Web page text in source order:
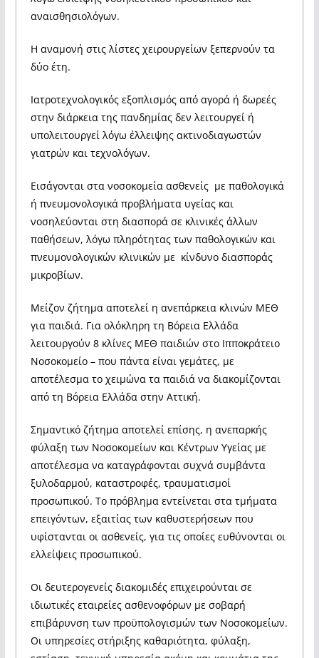
αναισθησιολόγων.
Η αναμονή στις λίστες χειρουργείων ξεπερνούν τα
δύο έτη.
Ιατροτεχνολογικός εξοπλισμός από αγορά ή δωρεές
στην διάρκεια της πανδημίας δεν λειτουργεί ή
υπολειτουργεί λόγω έλλειψης ακτινοδιαγωστών
γιατρών και τεχνολόγων.
Εισάγονται στα νοσοκομεία ασθενείς με παθολογικά
ή πνευμονολογικά προβλήματα υγείας και
νοσηλεύονται στη διασπορά σε κλινικές άλλων
παθήσεων, λόγω πληρότητας των παθολογικών και
πνευμονολογικών κλινικών με κίνδυνο διασποράς
μικροβίων.
Μείζον ζήτημα αποτελεί η ανεπάρκεια κλινών ΜΕΘ
για παιδιά. Για ολόκληρη τη Βόρεια Ελλάδα
λειτουργούν 8 κλίνες ΜΕΘ παιδιών στο Ιπποκράτειο
Νοσοκομείο – που πάντα είναι γεμάτες, με
αποτέλεσμα το χειμώνα τα παιδιά να διακομίζονται
από τη Βόρεια Ελλάδα στην Αττική.
Σημαντικό ζήτημα αποτελεί επίσης, η ανεπαρκής
φύλαξη των Νοσοκομείων και Κέντρων Υγείας με
αποτέλεσμα να καταγράφονται συχνά συμβάντα
ξυλοδαρμού, καταστροφές, τραυματισμοί
προσωπικού. Το πρόβλημα εντείνεται στα τμήματα
επειγόντων, εξαιτίας των καθυστερήσεων που
υφίστανται οι ασθενείς, για τις οποίες ευθύνονται οι
ελλείψεις προσωπικού.
Οι δευτερογενείς διακομιδές επιχειρούνται σε
ιδιωτικές εταιρείες ασθενοφόρων με σοβαρή
επιβάρυνση των προϋπολογισμών των Νοσοκομείων.
Οι υπηρεσίες στήριξης καθαριότητα, φύλαξη,